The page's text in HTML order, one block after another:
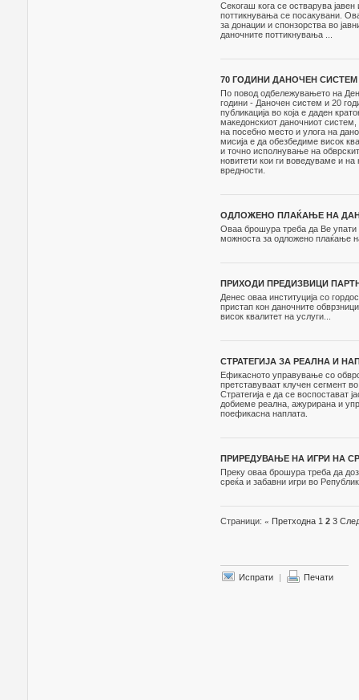
Секогаш кога се остварува
поттикнувања се посакувани.
за донации и спонзорства во
даночните поттикнувања ...
70 ГОДИНИ ДАНОЧЕН
По повод одбележувањето на
години - Даночен систем и 20
публикација во која е даден
македонскиот даночниот
на посебно место и улога на
мисија е да обезбедиме висок
и точно исполнување на
новитети кои ги воведуваме и
вредности.
ОДЛОЖЕНО ПЛАЌАЊЕ НА
Оваа брошура треба да Ве упати
можноста за одложено плаќање
ПРИХОДИ ПРЕДИЗВИЦИ
Денес оваа институција со
пристап кон даночните
висок квалитет на услуги...
СТРАТЕГИЈА ЗА РЕАЛНА И
Ефикасното управување со
претставуваат клучен сегмент
Стратегија е да се воспостават
добиеме реална, ажурирана и
поефикасна наплата.
ПРИРЕДУВАЊЕ НА ИГРИ НА
Преку оваа брошура треба да
среќа и забавни игри во
Страници: « Претходна 1 2 3
Испрати | Печати